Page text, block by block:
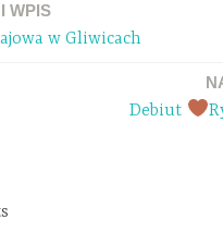
WPIS
w Gliwicach
Debiut